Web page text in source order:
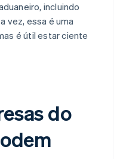
incluindo
vez, essa é uma
é útil estar ciente
do